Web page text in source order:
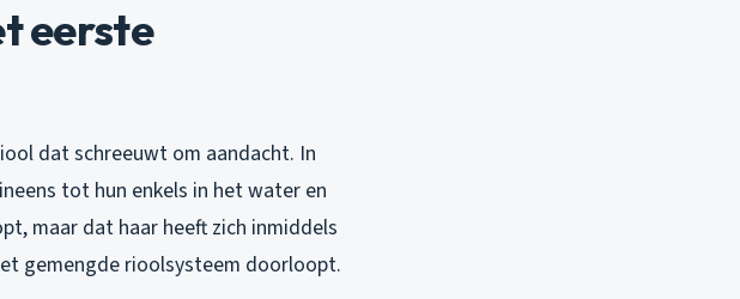
eerste
dat schreeuwt om aandacht. In
tot hun enkels in het water en
maar dat haar heeft zich inmiddels
gemengde rioolsysteem doorloopt.